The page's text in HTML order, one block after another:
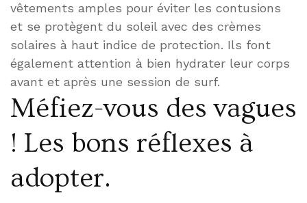
vêtements amples pour éviter les contusions
et se protègent du soleil avec des crèmes
solaires à haut indice de protection. Ils font
également attention à bien hydrater leur corps
avant et après une session de surf.
Méfiez-vous des vagues
! Les bons réflexes à
adopter.